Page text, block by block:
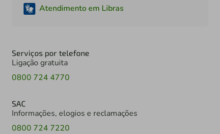
Atendimento em Libras
Serviços por telefone
Ligação gratuita
0800 724 4770
SAC
Informações, elogios e reclamações
0800 724 7220